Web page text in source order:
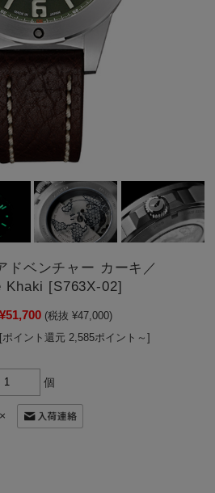
ドベンチャー カーキ／
Khaki [S763X-02]
¥51,700 (税抜 ¥47,000)
[ポイント還元 2,585ポイント～]
個
×